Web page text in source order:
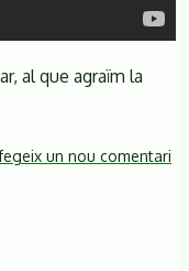
al que agraïm la
un nou comentari